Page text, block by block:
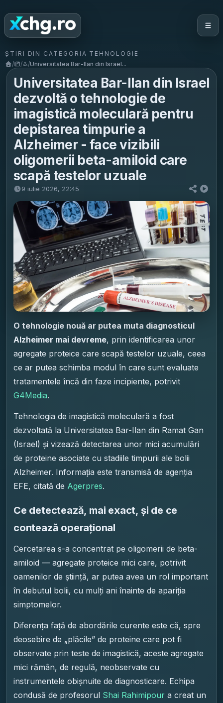
ȘTIRI DIN CATEGORIA TEHNOLOGIE
/
/ /Universitatea Bar-Ilan din Israel...
Universitatea Bar-Ilan din Israel
dezvoltă o tehnologie de
imagistică moleculară pentru
depistarea timpurie a
Alzheimer - face vizibili
oligomerii beta-amiloid care
scapă testelor uzuale
9 iulie 2026, 22:45
O tehnologie nouă ar putea muta diagnosticul
Alzheimer mai devreme, prin identificarea unor
agregate proteice care scapă testelor uzuale, ceea
ce ar putea schimba modul în care sunt evaluate
tratamentele încă din faze incipiente, potrivit
G4Media.
Tehnologia de imagistică moleculară a fost
dezvoltată la Universitatea Bar-Ilan din Ramat Gan
(Israel) și vizează detectarea unor mici acumulări
de proteine asociate cu stadiile timpurii ale bolii
Alzheimer. Informația este transmisă de agenția
EFE, citată de Agerpres.
Ce detectează, mai exact, și de ce
contează operațional
Cercetarea s-a concentrat pe oligomerii de beta-
amiloid — agregate proteice mici care, potrivit
oamenilor de știință, ar putea avea un rol important
în debutul bolii, cu mulți ani înainte de apariția
simptomelor.
Diferența față de abordările curente este că, spre
deosebire de „plăcile” de proteine care pot fi
observate prin teste de imagistică, aceste agregate
mici rămân, de regulă, neobservate cu
instrumentele obișnuite de diagnosticare. Echipa
condusă de profesorul Shai Rahimipour a creat un